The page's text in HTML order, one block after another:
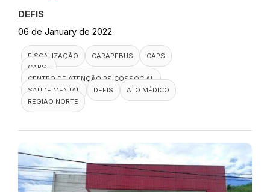
DEFIS
06 de January de 2022
FISCALIZAÇÃO CARAPEBUS
CAPS
CAPS I
CENTRO DE ATENÇÃO PSICOSSOCIAL
SAÚDE MENTAL
DEFIS
ATO MÉDICO
REGIÃO NORTE